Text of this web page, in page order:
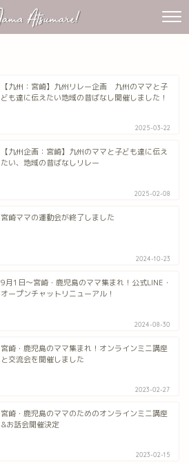
【九州：宮崎】九州リレー企画 九州のママと子
ども達に伝えたい地域の昔ばなし開催しました！
2025-03-22
【九州企画：宮崎】九州のママと子ども達に伝え
たい、地域の昔ばなしリレー
2025-02-08
宮崎ママの運動会が終了しました
2024-10-23
9月1日〜宮崎・鹿児島のママ集まれ！公式LINE・
オープンチャットリニューアル！
2024-08-30
宮崎・鹿児島のママ集まれ！オンラインミニ講座
と交流会を開催しました
2023-02-27
宮崎・鹿児島のママのためのオンラインミニ講座
&お話会開催決定
2023-02-15